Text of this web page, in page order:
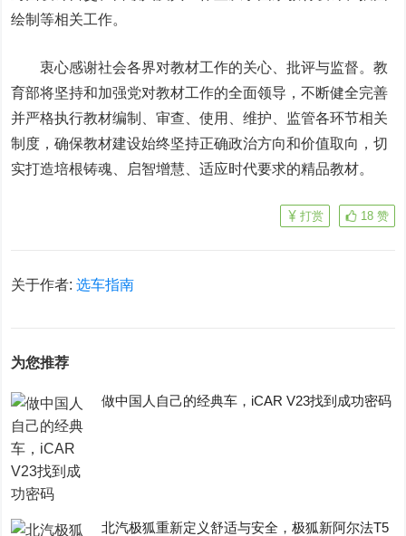
绘制等相关工作。
衷心感谢社会各界对教材工作的关心、批评与监督。教
育部将坚持和加强党对教材工作的全面领导，不断健全完善
并严格执行教材编制、审查、使用、维护、监管各环节相关
制度，确保教材建设始终坚持正确政治方向和价值取向，切
实打造培根铸魂、启智增慧、适应时代要求的精品教材。
18 赞
打赏
关于作者:选车指南
为您推荐
做中国人自己的经典车，iCAR V23找到成功密码
​北汽极狐重新定义舒适与安全，极狐新阿尔法T5